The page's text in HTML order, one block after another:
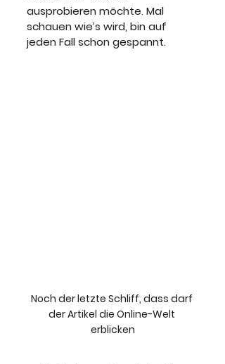
ausprobieren möchte. Mal
schauen wie’s wird, bin auf
jeden Fall schon gespannt.
Noch der letzte Schliff, dass darf
der Artikel die Online-Welt
erblicken